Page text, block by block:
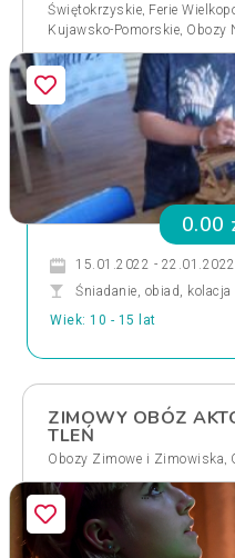
Świętokrzyskie, Ferie
Kujawsko-Pomorskie, Obozy
0.00
15.01.2022 - 22.01.2022
Śniadanie, obiad, kolacja
Wiek: 10 - 15 lat
ZIMOWY OBÓZ
TLEŃ
Obozy Zimowe i Zimowiska,